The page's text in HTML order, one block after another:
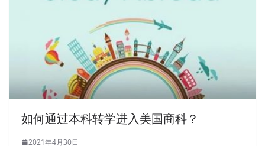
如何通过本科转学进入美国商科？
2021年4月30日